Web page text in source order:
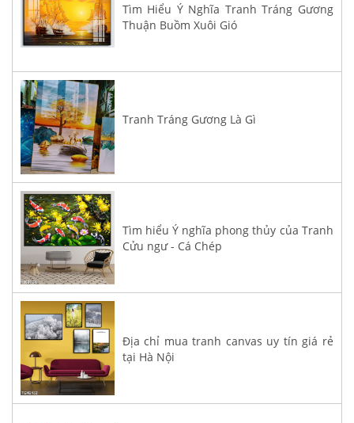
Tìm Hiểu Ý Nghĩa Tranh Tráng Gương
Thuận Buồm Xuôi Gió
Tranh Tráng Gương Là Gì
Tìm hiểu Ý nghĩa phong thủy của Tranh
Cửu ngư - Cá Chép
Địa chỉ mua tranh canvas uy tín giá rẻ
tại Hà Nội